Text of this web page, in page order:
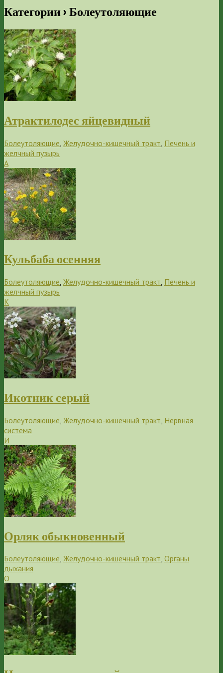
Категории › Болеутоляющие
Атрактилодес яйцевидный
Болеутоляющие, Желудочно-кишечный тракт, Печень и
желчный пузырь
А
Кульбаба осенняя
Болеутоляющие Желудочно-кишечный тракт Печень и
желчный пузырь
К
Икотник серый
Болеутоляющие Желудочно-кишечный тракт Нервная
система
И
Орляк обыкновенный
Болеутоляющие, Желудочно-кишечный тракт, Органы
дыхания
О